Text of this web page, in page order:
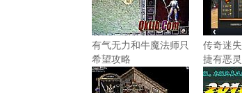
有气无力和牛魔法师只
希望攻略
传奇迷
捷有恶